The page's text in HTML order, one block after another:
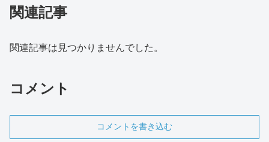
関連記事
関連記事は見つかりませんでした。
コメント
コメントを書き込む